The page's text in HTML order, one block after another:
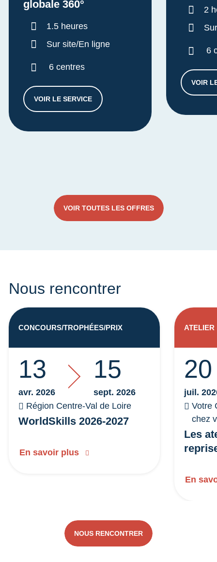
globale 360°
Durée :
1.5 heures
Sur site/En ligne
6 centres
VOIR LE SERVICEDIAGNOSTIC APPROCHE GLOBALE 360°
2
6
VOIR
VOIR TOUTES LES OFFRES
Nous rencontrer
WorldSkills 2026-2027
13
avr. 2026
15
sept. 2026
Région Centre-Val de Loire
En savoir plus
CONCOURS/TROPHÉES/PRIX
Les
20
juil.
Votre
chez
En
ATELIER
NOUS RENCONTRER